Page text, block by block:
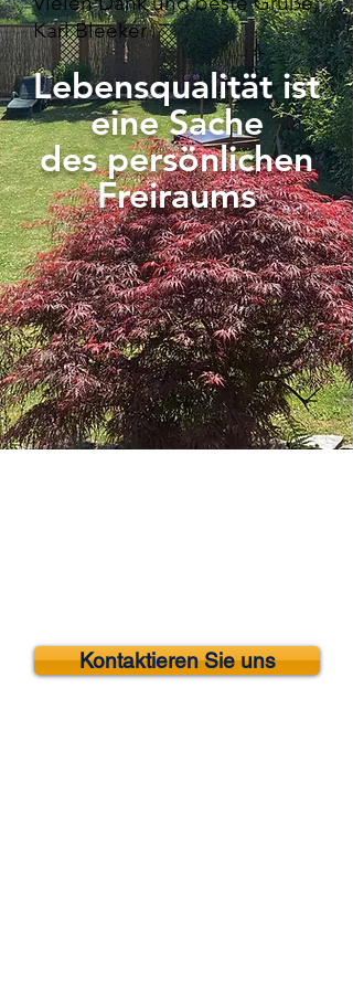
Karl Bleeker
Lebensqualität ist
eineSache
des persönlichen
Freiraums
Kontaktieren Sie uns